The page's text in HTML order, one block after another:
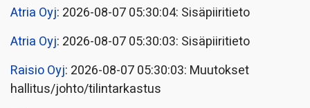
Atria Oyj: 2026-08-07 05:30:04: Sisäpiiritieto
Atria Oyj: 2026-08-07 05:30:03: Sisäpiiritieto
Raisio Oyj: 2026-08-07 05:30:03: Muutokset
hallitus/johto/tilintarkastus